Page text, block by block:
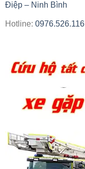
Điệp – Ninh Bình
Hotline: 0976.526.116